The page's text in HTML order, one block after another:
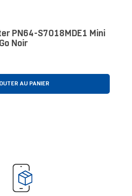
PN64-S7018MDE1 Mini
Noir
AU PANIER